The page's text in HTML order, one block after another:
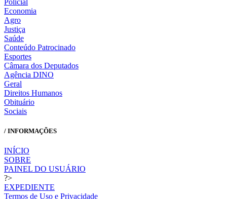
Policial
Economia
Agro
Justiça
Saúde
Conteúdo Patrocinado
Esportes
Câmara dos Deputados
Agência DINO
Geral
Direitos Humanos
Obituário
Sociais
/ INFORMAÇÕES
INÍCIO
SOBRE
PAINEL DO USUÁRIO
?>
EXPEDIENTE
Termos de Uso e Privacidade